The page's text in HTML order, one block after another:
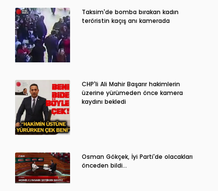
Taksim'de bomba bırakan kadın
teröristin kaçış anı kamerada
CHP'li Ali Mahir Başarır hakimlerin
üzerine yürümeden önce kamera
kaydını bekledi
Osman Gökçek, İyi Parti'de olacakları
önceden bildi...